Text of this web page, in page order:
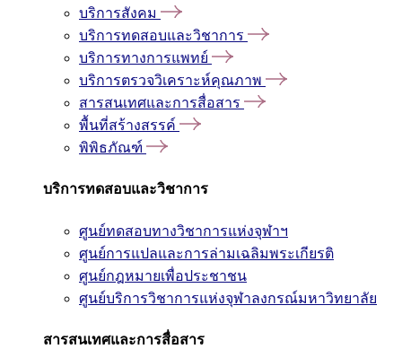
บริการสังคม
บริการทดสอบและวิชาการ
บริการทางการแพทย์
บริการตรวจวิเคราะห์คุณภาพ
สารสนเทศและการสื่อสาร
พื้นที่สร้างสรรค์
พิพิธภัณฑ์
บริการทดสอบและวิชาการ
ศูนย์ทดสอบทางวิชาการแห่งจุฬาฯ
ศูนย์การแปลและการล่ามเฉลิมพระเกียรติ
ศูนย์กฎหมายเพื่อประชาชน
ศูนย์บริการวิชาการแห่งจุฬาลงกรณ์มหาวิทยาลัย
สารสนเทศและการสื่อสาร